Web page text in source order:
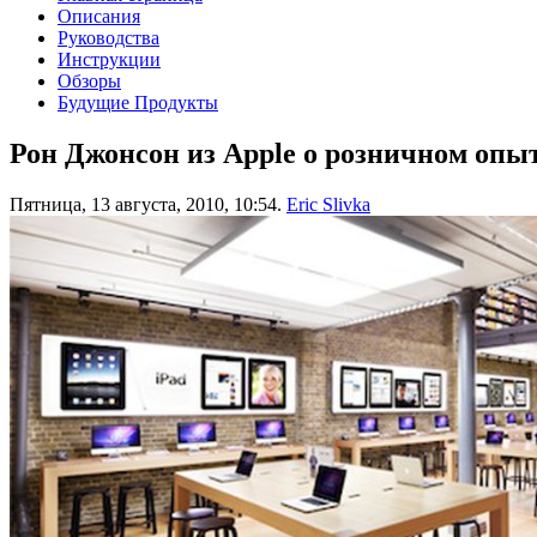
Описания
Руководства
Инструкции
Обзоры
Будущие Продукты
Рон Джонсон из Apple о розничном
Пятница, 13 августа, 2010, 10:54. Eric Slivka